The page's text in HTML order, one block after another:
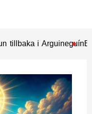
tillbaka i Arguineguín